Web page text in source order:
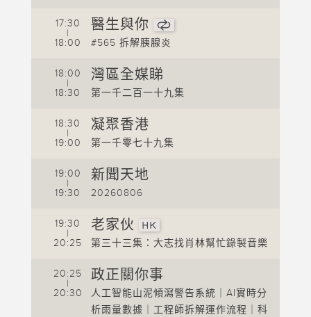
17:30
|
18:00
醫生與你
#565 拆解胰腺炎
18:00
|
18:30
灣區全媒睇
第一千二百一十九集
18:30
|
19:00
凝聚香港
第一千零七十九集
19:00
|
19:30
新聞天地
20260806
19:30
|
20:25
老家伙
第三十三集：大志找肖林幫忙錄製音樂
20:25
|
20:30
政正關你事
人工智能山泥傾瀉警告系統｜AI實時分
析雨量數據｜工程師拆解運作流程｜科